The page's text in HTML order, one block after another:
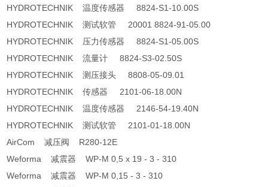
HYDROTECHNIK 温度传感器 8824-S1-10.00S
HYDROTECHNIK 测试软管 20001 8824-91-05.00
HYDROTECHNIK 压力传感器 8824-S1-05.00S
HYDROTECHNIK 流量计 8824-S3-02.50S
HYDROTECHNIK 测压接头 8808-05-09.01
HYDROTECHNIK 传感器 2101-06-18.00N
HYDROTECHNIK 温度传感器 2146-54-19.40N
HYDROTECHNIK 测试软管 2101-01-18.00N
AirCom 减压阀 R280-12E
Weforma 减震器 WP-M 0,5 x 19 - 3 - 310
Weforma 减震器 WP-M 0,15 - 3 - 310